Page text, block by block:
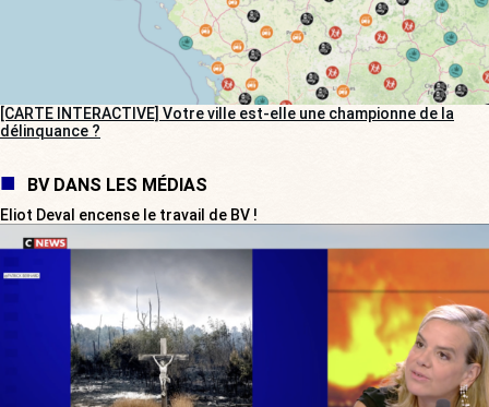
[CARTE INTERACTIVE] Votre ville est-elle une championne de la
délinquance ?
BV DANS LES MÉDIAS
Eliot Deval encense le travail de BV !